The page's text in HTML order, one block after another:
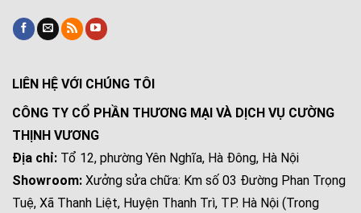
LIÊN HỆ VỚI CHÚNG TÔI
CÔNG TY CỔ PHẦN THƯƠNG MẠI VÀ DỊCH VỤ CƯỜNG
THỊNH VƯƠNG
Địa chỉ: Tổ 12, phường Yên Nghĩa, Hà Đông, Hà Nội
Showroom: Xưởng sửa chữa: Km số 03 Đường Phan Trọng
Tuệ, Xã Thanh Liệt, Huyện Thanh Trì, TP. Hà Nội (Trong